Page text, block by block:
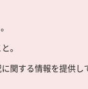
。
関する情報を提供し